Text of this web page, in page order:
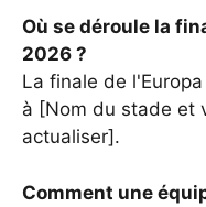
Où se déroule la
2026 ?
La finale de
à [Nom du stade et
actualiser].
Comment une